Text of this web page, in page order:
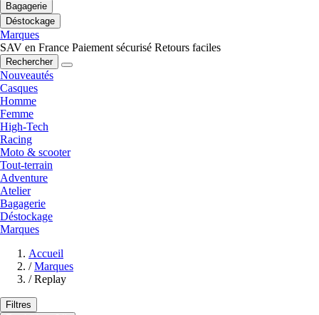
Bagagerie
Déstockage
Marques
SAV en France Paiement sécurisé Retours faciles
Rechercher
Nouveautés
Casques
Homme
Femme
High-Tech
Racing
Moto & scooter
Tout-terrain
Adventure
Atelier
Bagagerie
Déstockage
Marques
Accueil
/ Marques
/ Replay
Filtres